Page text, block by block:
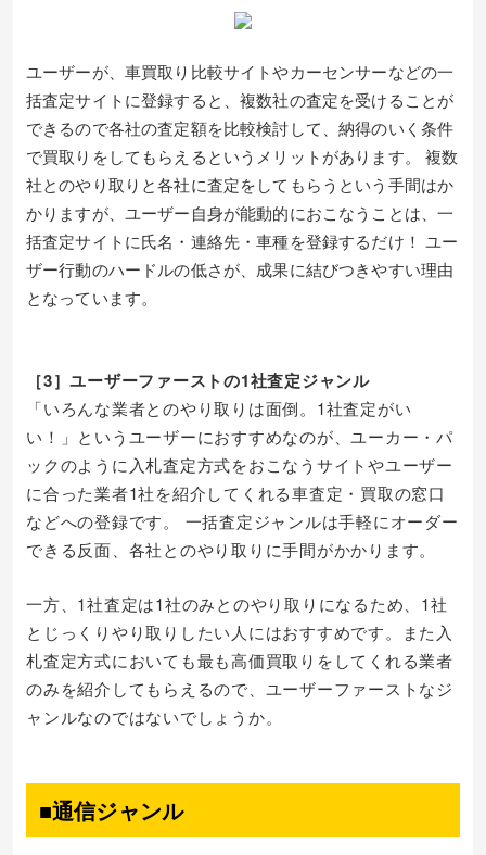
ユーザーが、車買取り比較サイトやカーセンサーなどの一
括査定サイトに登録すると、複数社の査定を受けることが
できるので各社の査定額を比較検討して、納得のいく条件
で買取りをしてもらえるというメリットがあります。 複数
社とのやり取りと各社に査定をしてもらうという手間はか
かりますが、ユーザー自身が能動的におこなうことは、一
括査定サイトに氏名・連絡先・車種を登録するだけ！ ユー
ザー行動のハードルの低さが、成果に結びつきやすい理由
となっています。
［3］ユーザーファーストの1社査定ジャンル
「いろんな業者とのやり取りは面倒。1社査定がい
い！」というユーザーにおすすめなのが、ユーカー・パ
ックのように入札査定方式をおこなうサイトやユーザー
に合った業者1社を紹介してくれる車査定・買取の窓口
などへの登録です。 一括査定ジャンルは手軽にオーダー
できる反面、各社とのやり取りに手間がかかります。
一方、1社査定は1社のみとのやり取りになるため、1社
とじっくりやり取りしたい人にはおすすめです。また入
札査定方式においても最も高価買取りをしてくれる業者
のみを紹介してもらえるので、ユーザーファーストなジ
ャンルなのではないでしょうか。
■通信ジャンル